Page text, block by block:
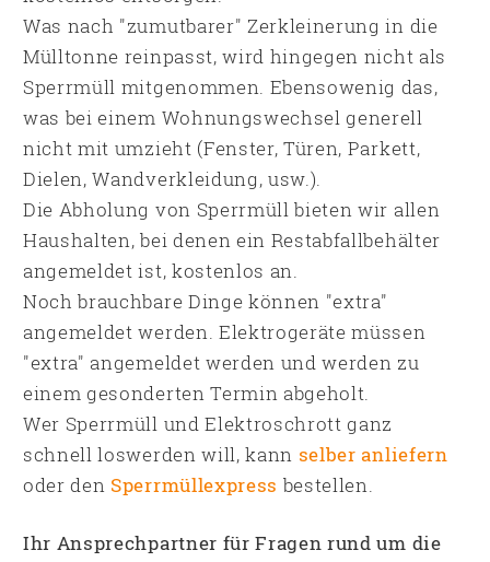
Was nach "zumutbarer" Zerkleinerung in die
Mülltonne reinpasst, wird hingegen nicht als
Sperrmüll mitgenommen. Ebensowenig das,
was bei einem Wohnungswechsel generell
nicht mit umzieht (Fenster, Türen, Parkett,
Dielen, Wandverkleidung, usw.).
Die Abholung von Sperrmüll bieten wir allen
Haushalten, bei denen ein Restabfallbehälter
angemeldet ist, kostenlos an.
Noch brauchbare Dinge können "extra"
angemeldet werden. Elektrogeräte müssen
"extra" angemeldet werden und werden zu
einem gesonderten Termin abgeholt.
Wer Sperrmüll und Elektroschrott ganz
schnell loswerden will, kann selber anliefern
oder den Sperrmüllexpress bestellen.
Ihr Ansprechpartner für Fragen rund um die